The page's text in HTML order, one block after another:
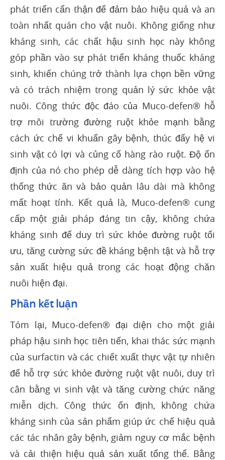
phát triển cẩn thận để đảm bảo hiệu quả và an
toàn nhất quán cho vật nuôi. Không giống như
kháng sinh, các chất hậu sinh học này không
góp phần vào sự phát triển kháng thuốc kháng
sinh, khiến chúng trở thành lựa chọn bền vững
và có trách nhiệm trong quản lý sức khỏe vật
nuôi. Công thức độc đáo của Muco-defen® hỗ
trợ môi trường đường ruột khỏe mạnh bằng
cách ức chế vi khuẩn gây bệnh, thúc đẩy hệ vi
sinh vật có lợi và củng cố hàng rào ruột. Độ ổn
định của nó cho phép dễ dàng tích hợp vào hệ
thống thức ăn và bảo quản lâu dài mà không
mất hoạt tính. Kết quả là, Muco-defen® cung
cấp một giải pháp đáng tin cậy, không chứa
kháng sinh để duy trì sức khỏe đường ruột tối
ưu, tăng cường sức đề kháng bệnh tật và hỗ trợ
sản xuất hiệu quả trong các hoạt động chăn
nuôi hiện đại.
Phần kết luận
Tóm lại, Muco-defen® đại diện cho một giải
pháp hậu sinh học tiên tiến, khai thác sức mạnh
của surfactin và các chiết xuất thực vật tự nhiên
để hỗ trợ sức khỏe đường ruột vật nuôi, duy trì
cân bằng vi sinh vật và tăng cường chức năng
miễn dịch. Công thức ổn định, không chứa
kháng sinh của sản phẩm giúp ức chế hiệu quả
các tác nhân gây bệnh, giảm nguy cơ mắc bệnh
và cải thiện hiệu quả sản xuất tổng thể. Bằng